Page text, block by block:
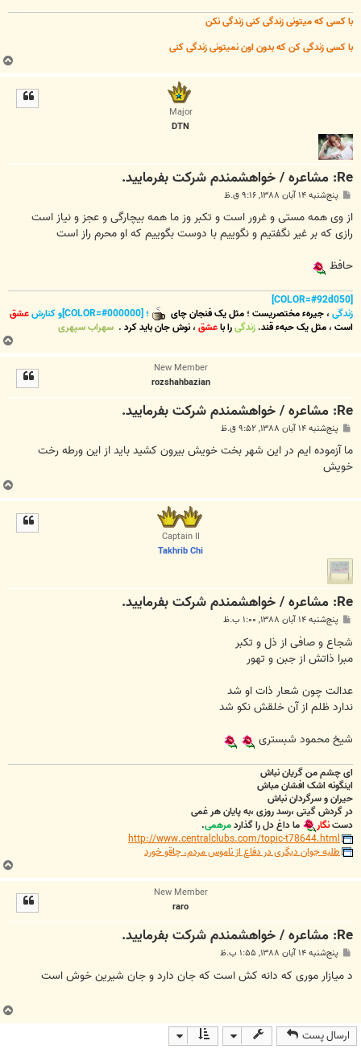
با کسی که میتونی زندگی کنی زندگی نکن
با کسی زندگی کن که بدون اون نمیتونی زندگی کنی
ب
ا
Major
DTN
Re: مشاعره / خواهشمندم شرکت بفرماييد.
پ
ت
پنج‌شنبه ۱۴ آبان ۱۳۸۸, ۹:۱۶ ق.ظ
از وی همه مستی و غرور است و تکبر وز ما همه بیچارگی و عجز و نیاز است
رازی که بر غیر نگفتیم و نگوییم با دوست بگوییم که او محرم راز است
حافظ
زندگی،جیرهء مختصریست؛مثل یک فنجان چای ؛ [COLOR=#000000]و کنارش
عشق
است،مثل یک حبهء قند. زندگیرا باعشق،نوش جانباید کرد. سهراب سپهری
ب
ا
New Member
rozshahbazian
Re: مشاعره / خواهشمندم شرکت بفرماييد.
پ
ت
پنج‌شنبه ۱۴ آبان ۱۳۸۸, ۹:۵۲ ق.ظ
ما آزموده ايم در اين شهر بخت خويش بيرون كشيد بايد از اين ورطه رخت
خويش
ب
ا
Captain II
Takhrib Chi
Re: مشاعره / خواهشمندم شرکت بفرماييد.
پ
ت
پنج‌شنبه ۱۴ آبان ۱۳۸۸, ۱:۰۰ ب.ظ
شجاع و صافی از ذل و تکبر
مبرا ذاتش از جبن و تهور
عدالت چون شعار ذات او شد
ندارد ظلم از آن خلقش نکو شد
شیخ محمود شبستری
ای چشم من گریان نباش
اینگونه اشک افشان مباش
حیران و سرگردان نباش
در گردش گیتی ،رسد روزی ،به پایان هر غمی
دستنگار ما داغ دل را گذاردمرهمی.
http://www.centralclubs.com/topic-t78644.html
طلبه جوان دیگری در دفاع از ناموس مردم، چاقو خورد
ب
ا
New Member
raro
Re: مشاعره / خواهشمندم شرکت بفرماييد.
پ
ت
پنج‌شنبه ۱۴ آبان ۱۳۸۸, ۱:۵۵ ب.ظ
د میازار موری که دانه کش است که جان دارد و جان شیرین خوش است
ب
ا
ارسال پست